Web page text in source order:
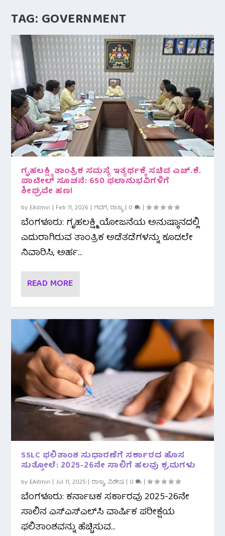
TAG: GOVERNMENT
ಗೃಹಲಕ್ಷ್ಮಿ ತಾಂತ್ರಿಕ ಸಮಸ್ಯೆ ಇತ್ಯರ್ಥಕ್ಕೆ ಸಚಿವ ಎಚ್.ಕೆ.
ಪಾಟೀಲ್ ಸೂಚನೆ: 650 ಫಲಾನುಭವಿಗಳಿಗೆ
ಶೀಘ್ರವೇ ಹಣ!
by EAdmin | Feb 11, 2026 | ಗದಗ, ರಾಜ್ಯ| 0 |
ಬೆಂಗಳೂರು: ಗೃಹಲಕ್ಷ್ಮಿ ಯೋಜನೆಯ ಅನುಷ್ಠಾನದಲ್ಲಿ
ಎದುರಾಗಿರುವ ತಾಂತ್ರಿಕ ಅಡೆತಡೆಗಳನ್ನು ಕೂಡಲೇ
ನಿವಾರಿಸಿ, ಅರ್ಹ...
READ MORE
SSLC ಫಲಿತಾಂಶ ಸುಧಾರಣೆಗೆ ಸರ್ಕಾರದ ಹೊಸ
ಸುತ್ತೋಲೆ: 2025-26ನೇ ಸಾಲಿಗೆ ಹಲವು ಕ್ರಮಗಳು
by EAdmin | Jul 11, 2025 | ರಾಜ್ಯ, ವಿಶೇಷ | 0 |
ಬೆಂಗಳೂರು: ಕರ್ನಾಟಕ ಸರ್ಕಾರವು 2025-26ನೇ
ಸಾಲಿನ ಎಸ್‌ಎಸ್‌ಎಲ್‌ಸಿ ವಾರ್ಷಿಕ ಪರೀಕ್ಷೆಯ
ಫಲಿತಾಂಶವನ್ನು ಹೆಚ್ಚಿಸುವ...